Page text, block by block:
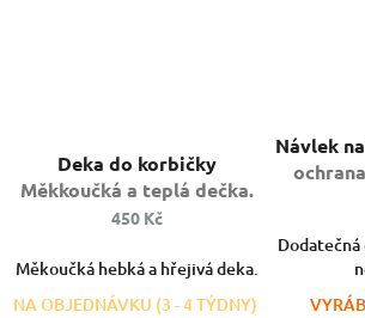
hodnocení
produktu
je
5,0
5
hvězdiček.
Deka do korbičky
Měkkoučká a teplá dečka.
450 Kč
Měkoučká hebká a hřejivá deka.
NA OBJEDNÁVKU (3 - 4 TÝDNY)
Návlek